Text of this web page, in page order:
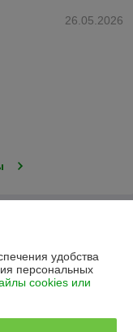
26.05.2026
удобства
персональных
cookies или